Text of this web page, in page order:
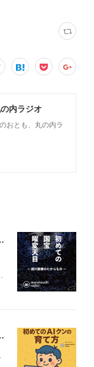
内ラジオ
おとも、丸の内ラ
たからもの―
ンの育て方」